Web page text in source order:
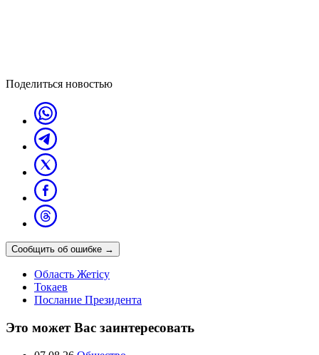
Поделиться новостью
Сообщить об ошибке →
Область Жетісу
Токаев
Послание Президента
Это может Вас заинтересовать